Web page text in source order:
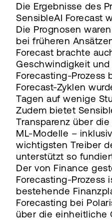
Die Ergebnisse des
SensibleAI Forecast
Die Prognosen
bei früheren
Forecast brachte
Geschwindigkeit
Forecasting-Prozess
Forecast-Zyklen
Tagen auf wenige
Zudem bietet
Transparenz über
ML-Modelle –
wichtigsten Treiber
unterstützt so
Der von Finance
Forecasting-Prozess
bestehende
Forecasting bei
über die einheitliche